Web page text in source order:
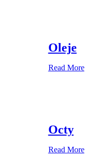
Oleje
Read More
Octy
Read More